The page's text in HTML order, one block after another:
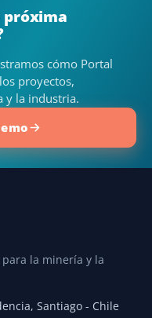
próxima
cómo Portal
proyectos,
y la industria.
la minería y la
Santiago - Chile